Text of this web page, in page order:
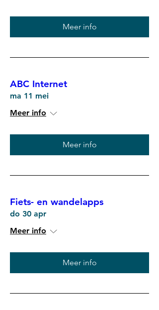
Meer info
ABC Internet
ma 11 mei
Meer info
Meer info
Fiets- en wandelapps
do 30 apr
Meer info
Meer info